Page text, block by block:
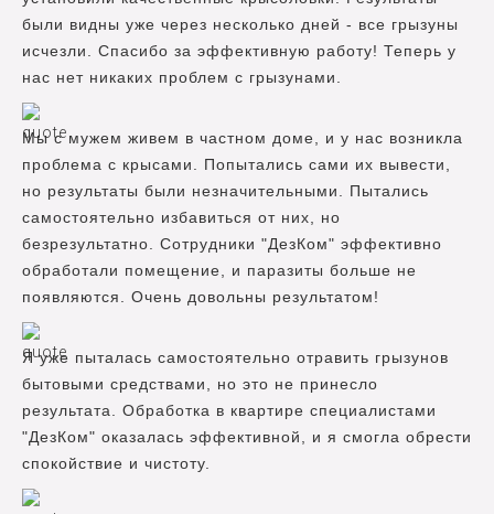
были видны уже через несколько дней - все грызуны
исчезли. Спасибо за эффективную работу! Теперь у
нас нет никаких проблем с грызунами.
Мы с мужем живем в частном доме, и у нас возникла
проблема с крысами. Попытались сами их вывести,
но результаты были незначительными. Пытались
самостоятельно избавиться от них, но
безрезультатно. Сотрудники "ДезКом" эффективно
обработали помещение, и паразиты больше не
появляются. Очень довольны результатом!
Я уже пыталась самостоятельно отравить грызунов
бытовыми средствами, но это не принесло
результата. Обработка в квартире специалистами
"ДезКом" оказалась эффективной, и я смогла обрести
спокойствие и чистоту.